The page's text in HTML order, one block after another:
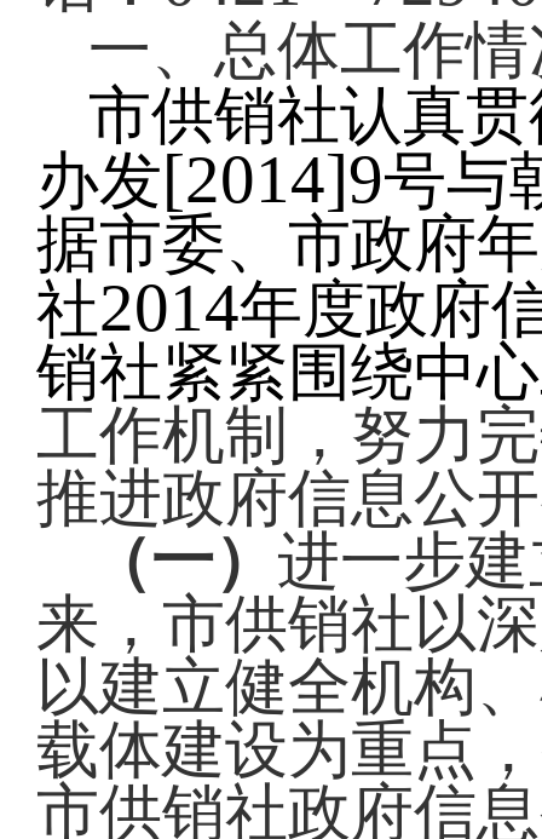
一、总体工作
市供销社认真
办发[2014]9号与
据市委、市政府
社2014年度政府
销社紧紧围绕中
工作机制，努力
推进政府信息公
（一） 进一步
来，市供销社以
以建立健全机构
载体建设为重点
市供销社政府信